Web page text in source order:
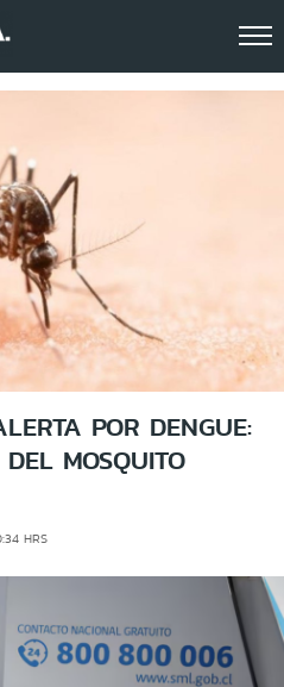
al contenido
POR DENGUE:
DEL MOSQUITO
HRS